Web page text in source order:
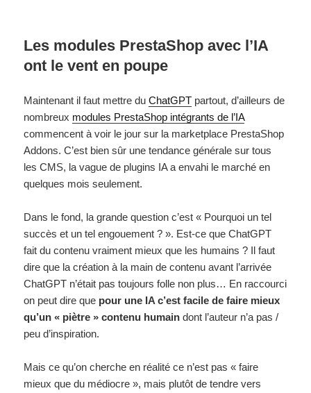
Les modules PrestaShop avec l’IA
ont le vent en poupe
Maintenant il faut mettre duChatGPT partout, d’ailleurs de
nombreux modules PrestaShop intégrants de l’IA
commencent à voir le jour sur la marketplace PrestaShop
Addons. C’est bien sûr une tendance générale sur tous
les CMS, la vague de plugins IA a envahi le marché en
quelques mois seulement.
Dans le fond, la grande question c’est « Pourquoi un tel
succès et un tel engouement ? ». Est-ce que ChatGPT
fait du contenu vraiment mieux que les humains ? Il faut
dire que la création à la main de contenu avant l’arrivée
ChatGPT n’était pas toujours folle non plus… En raccourci
on peut dire que pour une IA c’est facile de faire mieux
qu’un « piètre » contenu humain dont l’auteur n’a pas /
peu d’inspiration.
Mais ce qu’on cherche en réalité ce n’est pas « faire
mieux que du médiocre », mais plutôt de tendre vers